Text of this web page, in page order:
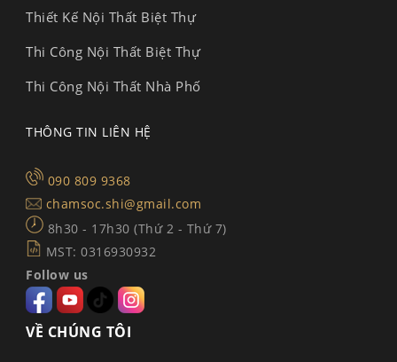
Thiết Kế Nội Thất Biệt Thự
Thi Công Nội Thất Biệt Thự
Thi Công Nội Thất Nhà Phố
THÔNG TIN LIÊN HỆ
090 809 9368
chamsoc.shi@gmail.com
8h30 - 17h30 (Thứ 2 - Thứ 7)
MST: 0316930932
Follow us
VỀ CHÚNG TÔI